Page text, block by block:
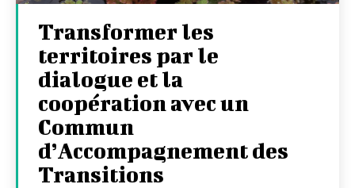
Transformer les
territoires par le
dialogue et la
coopération avec un
Commun
d’Accompagnement des
Transitions